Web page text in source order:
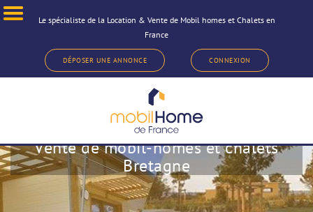
Le spécialiste de la Location & Vente de Mobil homes et Chalets en
France
DÉPOSER UNE ANNONCE CONNEXION
Vente de mobil-homes et chalets
Bretagne